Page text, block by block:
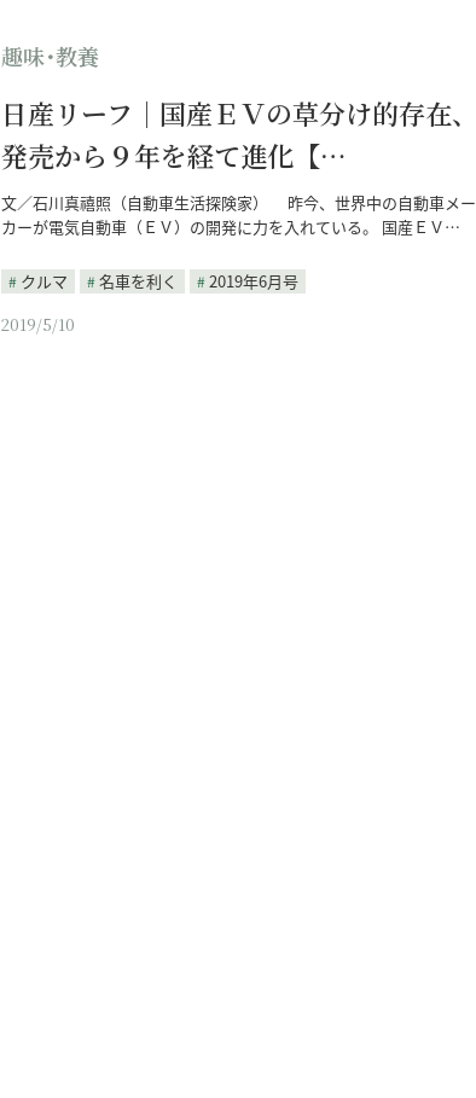
趣味･教養
日産リーフ｜国産ＥＶの草分け的存在、
発売から９年を経て進化【…
文／石川真禧照（自動車生活探険家） 昨今、世界中の自動車メー
カーが電気自動車（ＥＶ）の開発に力を入れている。 国産ＥＶ…
クルマ 名車を利く
2019年6月号
2019/5/10